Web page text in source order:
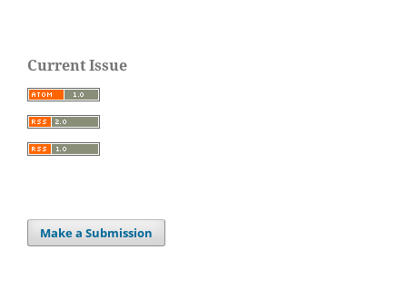
Current Issue
Make a Submission